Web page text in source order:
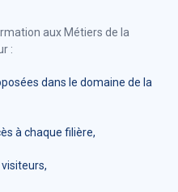
aux Métiers de la
:
dans le domaine de la
à chaque filière,